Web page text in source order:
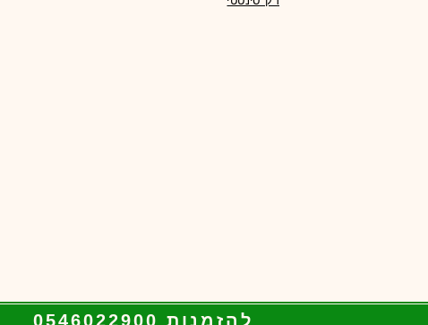
להזמנות 0546022900